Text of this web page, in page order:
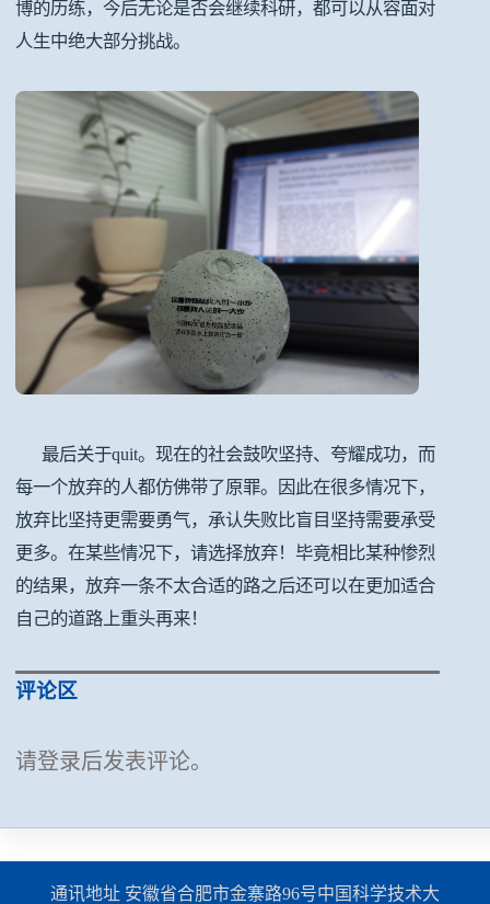
博的历练，今后无论是否会继续科研，都可以从容面对
人生中绝大部分挑战。
最后关于quit。现在的社会鼓吹坚持、夸耀成功，而
每一个放弃的人都仿佛带了原罪。因此在很多情况下，
放弃比坚持更需要勇气，承认失败比盲目坚持需要承受
更多。在某些情况下，请选择放弃！毕竟相比某种惨烈
的结果，放弃一条不太合适的路之后还可以在更加适合
自己的道路上重头再来！
评论区
请登录后发表评论。
通讯地址 安徽省合肥市金寨路96号中国科学技术大